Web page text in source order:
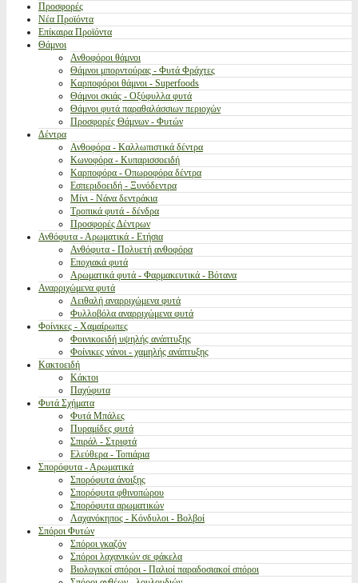
Προσφορές
Νέα Προϊόντα
Επίκαιρα Προϊόντα
Θάμνοι
Ανθοφόροι θάμνοι
Θάμνοι μπορντούρας - Φυτά Φράχτες
Καρποφόροι θάμνοι - Superfoods
Θάμνοι σκιάς - Οξύφυλλα φυτά
Θάμνοι φυτά παραθαλάσσιων περιοχών
Προσφορές Θάμνων - Φυτών
Δέντρα
Ανθοφόρα - Καλλωπιστικά δέντρα
Κωνοφόρα - Κυπαρισσοειδή
Καρποφόρα - Οπωροφόρα δέντρα
Εσπεριδοειδή - Ξυνόδεντρα
Μίνι - Νάνα δεντράκια
Τροπικά φυτά - δένδρα
Προσφορές Δέντρων
Ανθόφυτα - Αρωματικά - Ετήσια
Ανθόφυτα - Πολυετή ανθοφόρα
Εποχιακά φυτά
Αρωματικά φυτά - Φαρμακευτικά - Βότανα
Αναρριχώμενα φυτά
Αειθαλή αναρριχώμενα φυτά
Φυλλοβόλα αναρριχώμενα φυτά
Φοίνικες - Χαμαίρωπες
Φοινικοειδή υψηλής ανάπτυξης
Φοίνικες νάνοι - χαμηλής ανάπτυξης
Κακτοειδή
Κάκτοι
Παχύφυτα
Φυτά Σχήματα
Φυτά Μπάλες
Πυραμίδες φυτά
Σπιράλ - Στριφτά
Ελεύθερα - Τοπιάρια
Σπορόφυτα - Αρωματικά
Σπορόφυτα άνοιξης
Σπορόφυτα φθινοπώρου
Σπορόφυτα αρωματικών
Λαχανόκηπος - Κόνδυλοι - Βολβοί
Σπόροι Φυτών
Σπόροι γκαζόν
Σπόροι λαχανικών σε φάκελα
Βιολογικοί σπόροι - Παλιοί παραδοσιακοί σπόροι